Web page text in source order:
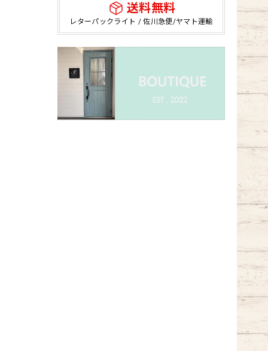
送料無料
レターパックライト / 佐川急便/ヤマト運輸